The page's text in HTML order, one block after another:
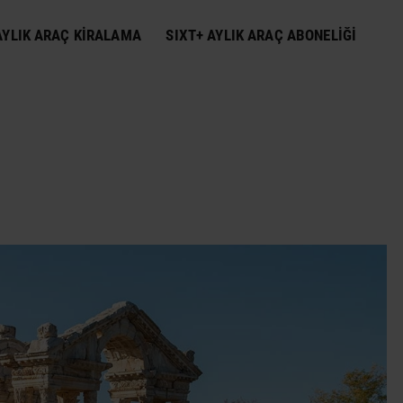
ARAÇ KIRALAMA SIXT+ AYLIK ARAÇ ABONELIĞI